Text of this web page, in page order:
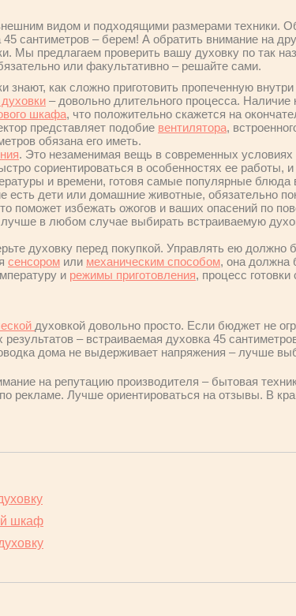
видом и подходящими размерами техники.
сантиметров – берем! А обратить внимание на
Мы предлагаем проверить вашу духовку по так
или факультативно – решайте сами.
знают, как сложно приготовить пропеченную
духовки – довольно длительного процесса. Наличие
шкафа, что положительно скажется на
представляет подобие вентилятора,
обязана его иметь.
. Это незаменимая вещь в современных
сориентироваться в особенностях ее работы,
и времени, готовя самые популярные
есть дети или домашние животные, обязательно
поможет избежать ожогов и ваших опасений по
в любом случае выбирать встраиваемую
духовку перед покупкой. Управлять ею должно
сенсором или механическим способом, она должна
и режимы приготовления, процесс
духовкой довольно просто. Если бюджет не
– встраиваемая духовка 45
дома не выдерживает напряжения – лучше
на репутацию производителя – бытовая
рекламе. Лучше ориентироваться на отзывы. В
шкаф